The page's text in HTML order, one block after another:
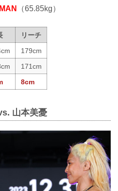
（65.85kg）
リーチ
179cm
171cm
8cm
山本美憂